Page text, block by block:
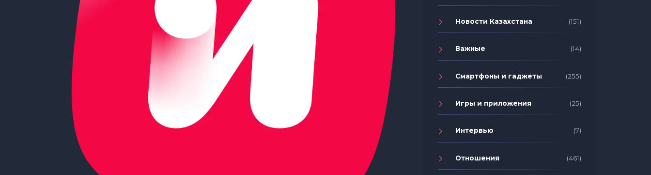
Новости Казахстана (151)
Важные (14)
Смартфоны и гаджеты (255)
Игры и приложения (25)
Интервью (7)
Отношения (461)